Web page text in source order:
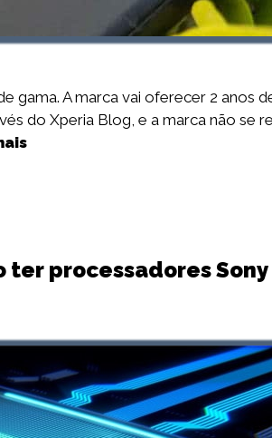
gama. A marca vai oferecer 2 anos
do Xperia Blog, e a marca não se
processadores Sony